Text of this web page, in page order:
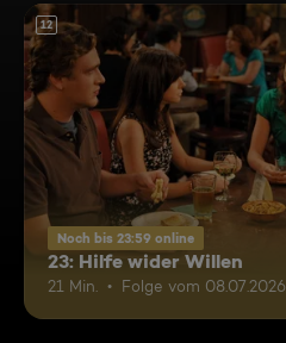
12
Noch bis 23:59 online
23: Hilfe wider Willen
21 Min. Folge vom 08.07.2026